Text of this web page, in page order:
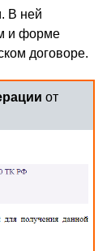
В ней
и форме
договоре.
от